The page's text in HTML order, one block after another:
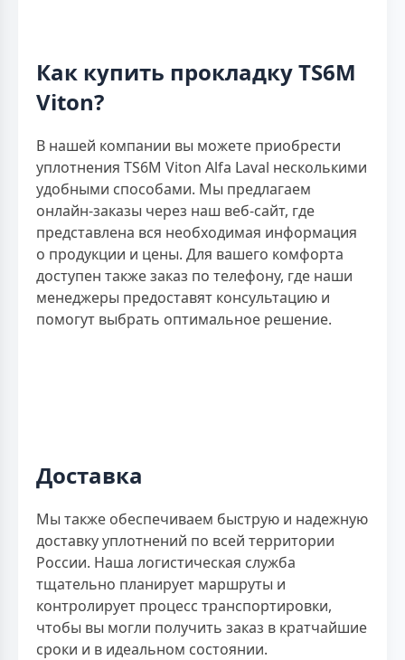
Как купить прокладку TS6M
Viton?
В нашей компании вы можете приобрести
уплотнения TS6M Viton Alfa Laval несколькими
удобными способами. Мы предлагаем
онлайн-заказы через наш веб-сайт, где
представлена вся необходимая информация
о продукции и цены. Для вашего комфорта
доступен также заказ по телефону, где наши
менеджеры предоставят консультацию и
помогут выбрать оптимальное решение.
Доставка
Мы также обеспечиваем быструю и надежную
доставку уплотнений по всей территории
России. Наша логистическая служба
тщательно планирует маршруты и
контролирует процесс транспортировки,
чтобы вы могли получить заказ в кратчайшие
сроки и в идеальном состоянии.